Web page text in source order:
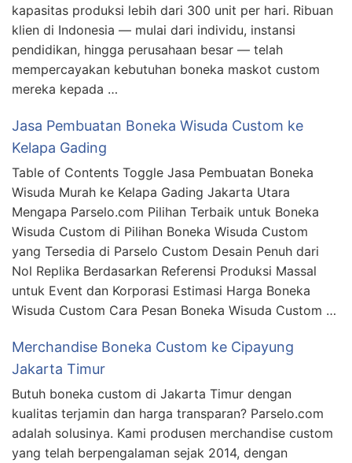
kapasitas produksi lebih dari 300 unit per hari. Ribuan
klien di Indonesia — mulai dari individu, instansi
pendidikan, hingga perusahaan besar — telah
mempercayakan kebutuhan boneka maskot custom
mereka kepada …
Jasa Pembuatan Boneka Wisuda Custom ke
Kelapa Gading
Table of Contents Toggle Jasa Pembuatan Boneka
Wisuda Murah ke Kelapa Gading Jakarta Utara
Mengapa Parselo.com Pilihan Terbaik untuk Boneka
Wisuda Custom di Pilihan Boneka Wisuda Custom
yang Tersedia di Parselo Custom Desain Penuh dari
Nol Replika Berdasarkan Referensi Produksi Massal
untuk Event dan Korporasi Estimasi Harga Boneka
Wisuda Custom Cara Pesan Boneka Wisuda Custom …
Merchandise Boneka Custom ke Cipayung
Jakarta Timur
Butuh boneka custom di Jakarta Timur dengan
kualitas terjamin dan harga transparan? Parselo.com
adalah solusinya. Kami produsen merchandise custom
yang telah berpengalaman sejak 2014, dengan